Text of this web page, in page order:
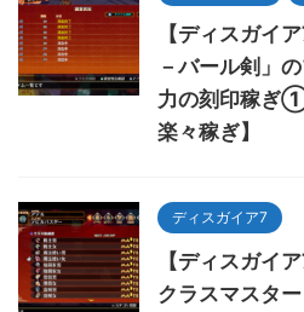
【ディスガイ
－バール剣」
力の刻印稼ぎ
楽々稼ぎ】
ディスガイア7
【ディスガイ
クラスマスタ